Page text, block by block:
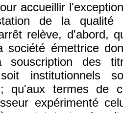
accueillir
de la qualité
relève, d'abord,
société émettrice
souscription des
institutionnels
; qu'aux termes de
expérimenté